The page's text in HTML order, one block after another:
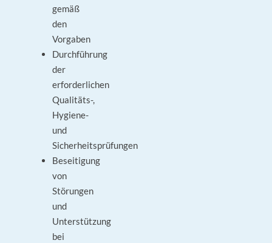
gemäß
den
Vorgaben
Durchführung
der
erforderlichen
Qualitäts-,
Hygiene-
und
Sicherheitsprüfungen
Beseitigung
von
Störungen
und
Unterstützung
bei